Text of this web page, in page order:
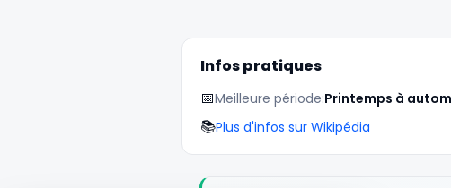
Infos pratiques
📅Meilleure période:Printemps à
📚Plus d'infos sur Wikipédia